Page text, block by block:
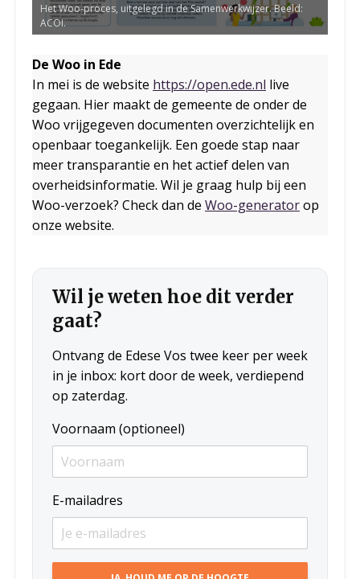
Het Woo-proces, uitgelegd in de Samenwerkwijzer. Beeld:
ACOI.
De Woo in Ede
In mei is de website https://open.ede.nl live
gegaan. Hier maakt de gemeente de onder de
Woo vrijgegeven documenten overzichtelijk en
openbaar toegankelijk. Een goede stap naar
meer transparantie en het actief delen van
overheidsinformatie. Wil je graag hulp bij een
Woo-verzoek? Check dan de Woo-generatorop
onze website.
Wil je weten hoe dit verder
gaat?
Ontvang de Edese Vos twee keer per week
in je inbox: kort door de week, verdiepend
op zaterdag.
Voornaam (optioneel)
E-mailadres